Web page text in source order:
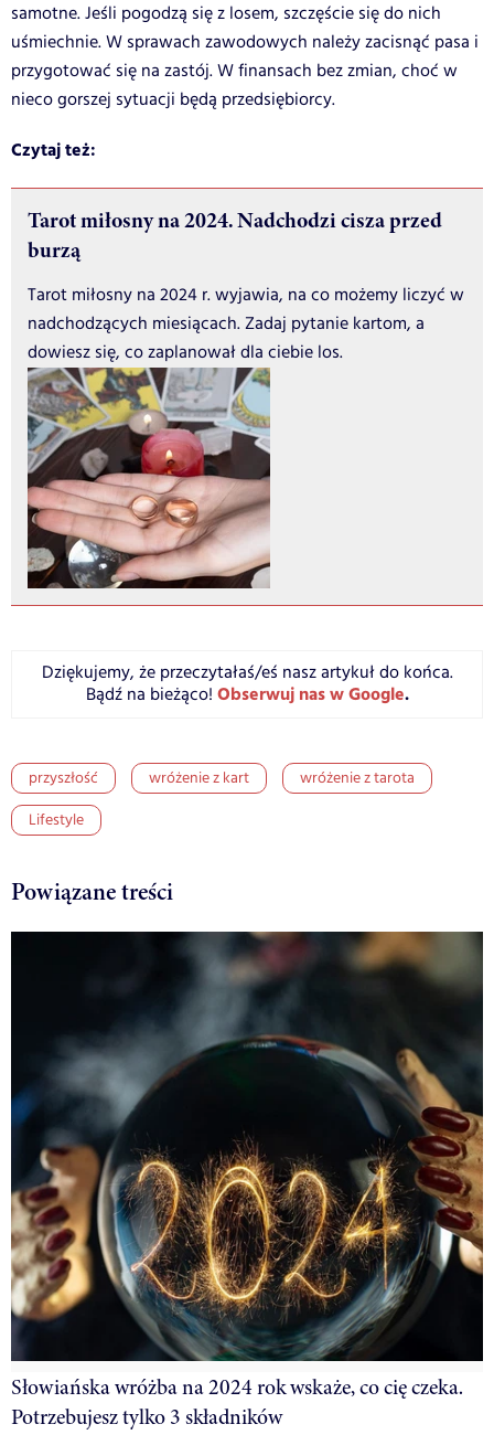
samotne. Jeśli pogodzą się z losem, szczęście się do nich
uśmiechnie. W sprawach zawodowych należy zacisnąć pasa i
przygotować się na zastój. W finansach bez zmian, choć w
nieco gorszej sytuacji będą przedsiębiorcy.
Czytaj też:
Tarot miłosny na 2024. Nadchodzi cisza przed
burzą
Tarot miłosny na 2024 r. wyjawia, na co możemy liczyć w
nadchodzących miesiącach. Zadaj pytanie kartom, a
dowiesz się, co zaplanował dla ciebie los.
Dziękujemy, że przeczytałaś/eś nasz artykuł do końca.
Bądź na bieżąco! Obserwuj nas w Google.
przyszłość wróżenie z kart
wróżenie z tarota
Lifestyle
Powiązane treści
Słowiańska wróżba na 2024 rok wskaże, co cię czeka.
Potrzebujesz tylko 3 składników